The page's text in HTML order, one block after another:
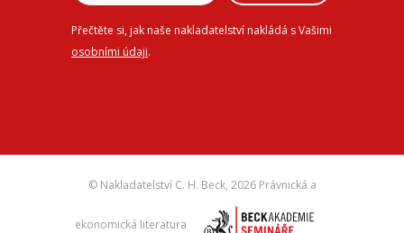
Přečtěte si, jak naše nakladatelství nakládá s Vašimi
osobními údaji.
© Nakladatelství C. H. Beck, 2026 Právnická a
ekonomická literatura